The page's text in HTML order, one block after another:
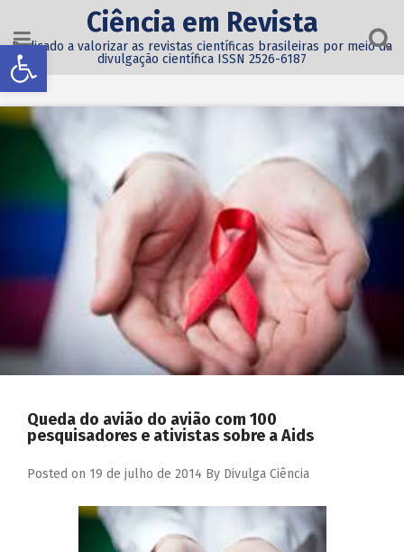
Abrir a barra de ferramentas
Ciência em Revista
Dedicado a valorizar as revistas científicas brasileiras por meio da
divulgação científica ISSN 2526-6187
Queda do avião do avião com 100
pesquisadores e ativistas sobre a Aids
Posted on 19 de julho de 2014 By Divulga Ciência